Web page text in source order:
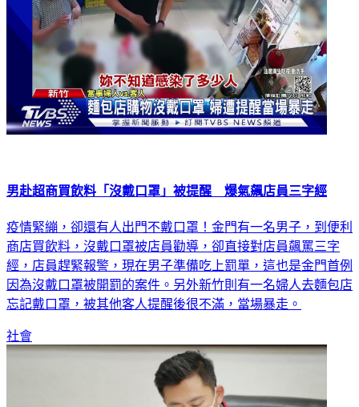
男赴超商買飲料「沒戴口罩」被提醒 爆氣飆店員三字經
疫情緊繃，卻還有人出門不戴口罩！金門有一名男子，到便利
商店買飲料，沒戴口罩被店員勸導，卻直接對店員飆罵三字
經，店員趕緊報警，現在男子準備吃上罰單，這也是金門首例
因為沒戴口罩被開罰的案件。另外新竹則有一名婦人去麵包店
忘記戴口罩，被其他客人提醒後很不滿，當場暴走。
社會